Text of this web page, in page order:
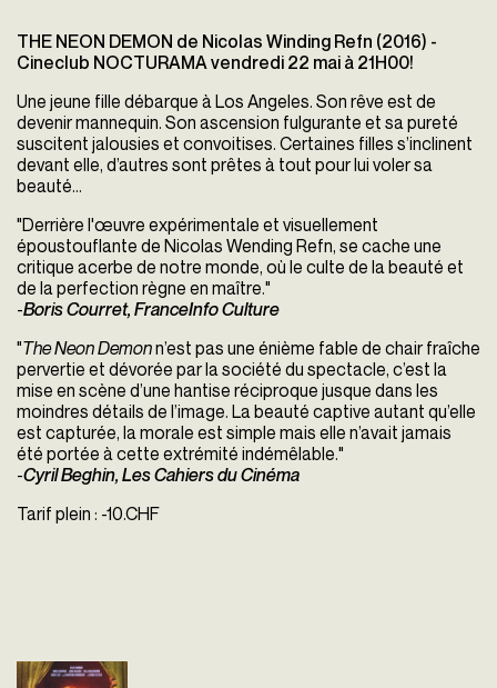
THE NEON DEMON de Nicolas Winding Refn (2016) -
Cineclub NOCTURAMA vendredi 22 mai à 21H00!
Une jeune fille débarque à Los Angeles. Son rêve est de
devenir mannequin. Son ascension fulgurante et sa pureté
suscitent jalousies et convoitises. Certaines filles s’inclinent
devant elle, d’autres sont prêtes à tout pour lui voler sa
beauté…
"Derrière l'œuvre expérimentale et visuellement
époustouflante de Nicolas Wending Refn, se cache une
critique acerbe de notre monde, où le culte de la beauté et
de la perfection règne en maître."
-Boris Courret, FranceInfo Culture
"The Neon Demonn’est pas une énième fable de chair fraîche
pervertie et dévorée par la société du spectacle, c’est la
mise en scène d’une hantise réciproque jusque dans les
moindres détails de l’image. La beauté captive autant qu’elle
est capturée, la morale est simple mais elle n’avait jamais
été portée à cette extrémité indémêlable."
-Cyril Beghin, Les Cahiers du Cinéma
Tarif plein : -10.CHF
vost - 118'